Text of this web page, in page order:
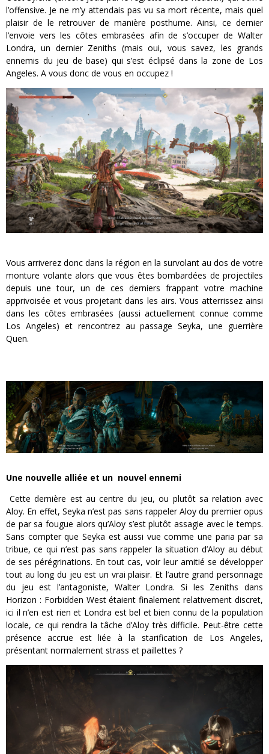
l’offensive. Je ne m’y attendais pas vu sa mort récente, mais quel
plaisir de le retrouver de manière posthume. Ainsi, ce dernier
l’envoie vers les côtes embrasées afin de s’occuper de Walter
Londra, un dernier Zeniths (mais oui, vous savez, les grands
ennemis du jeu de base) qui s’est éclipsé dans la zone de Los
Angeles. A vous donc de vous en occupez !
Vous arriverez donc dans la région en la survolant au dos de votre
monture volante alors que vous êtes bombardées de projectiles
depuis une tour, un de ces derniers frappant votre machine
apprivoisée et vous projetant dans les airs. Vous atterrissez ainsi
dans les côtes embrasées (aussi actuellement connue comme
Los Angeles) et rencontrez au passage Seyka, une guerrière
Quen.
Une nouvelle alliée et un nouvel ennemi
Cette dernière est au centre du jeu, ou plutôt sa relation avec
Aloy. En effet, Seyka n’est pas sans rappeler Aloy du premier opus
de par sa fougue alors qu’Aloy s’est plutôt assagie avec le temps.
Sans compter que Seyka est aussi vue comme une paria par sa
tribue, ce qui n’est pas sans rappeler la situation d’Aloy au début
de ses pérégrinations. En tout cas, voir leur amitié se développer
tout au long du jeu est un vrai plaisir. Et l’autre grand personnage
du jeu est l’antagoniste, Walter Londra. Si les Zeniths dans
Horizon : Forbidden West étaient finalement relativement discret,
ici il n’en est rien et Londra est bel et bien connu de la population
locale, ce qui rendra la tâche d’Aloy très difficile. Peut-être cette
présence accrue est liée à la starification de Los Angeles,
présentant normalement strass et paillettes ?